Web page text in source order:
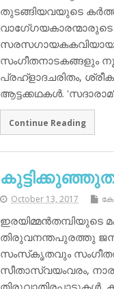
തുടങ്ങിയവയുടെ
സരസഗായകകവിയായ
സംഗീതനാടകങ്ങളും
പ്രഹ്‌ളാദചരിതം,
ആട്ടക്കഥകള്‍.
Continue Reading
October 13, 2017
ഇരയിമ്മന്‍തമ്പിയുടെ
തിരുവനന്തപുരത്തു
സംസ്‌കൃതവും
സീതാസ്വയംവരം,